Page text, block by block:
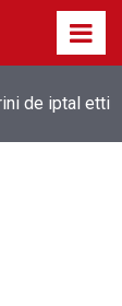
Salah